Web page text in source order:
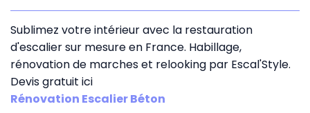
Sublimez votre intérieur avec la restauration
d'escalier sur mesure en France. Habillage,
rénovation de marches et relooking par Escal'Style.
Devis gratuit ici
Rénovation Escalier Béton